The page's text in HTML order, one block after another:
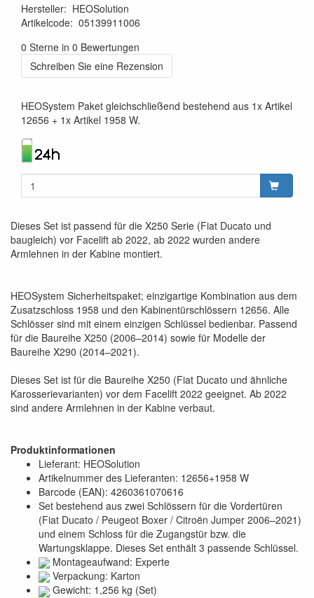
Hersteller: HEOSolution
Artikelcode: 05139911006
0 Sterne in 0 Bewertungen
Schreiben Sie eine Rezension
HEOSystem Paket gleichschließend bestehend aus 1x Artikel
12656 + 1x Artikel 1958 W.
Dieses Set ist passend für die X250 Serie (Fiat Ducato und
baugleich) vor Facelift ab 2022, ab 2022 wurden andere
Armlehnen in der Kabine montiert.
HEOSystem Sicherheitspaket; einzigartige Kombination aus dem
Zusatzschloss 1958 und den Kabinentürschlössern 12656. Alle
Schlösser sind mit einem einzigen Schlüssel bedienbar. Passend
für die Baureihe X250 (2006–2014) sowie für Modelle der
Baureihe X290 (2014–2021).
Dieses Set ist für die Baureihe X250 (Fiat Ducato und ähnliche
Karosserievarianten) vor dem Facelift 2022 geeignet. Ab 2022
sind andere Armlehnen in der Kabine verbaut.
Produktinformationen
Lieferant: HEOSolution
Artikelnummer des Lieferanten: 12656+1958 W
Barcode (EAN): 4260361070616
Set bestehend aus zwei Schlössern für die Vordertüren
(Fiat Ducato / Peugeot Boxer / Citroën Jumper 2006–2021)
und einem Schloss für die Zugangstür bzw. die
Wartungsklappe. Dieses Set enthält 3 passende Schlüssel.
Montageaufwand: Experte
Verpackung: Karton
Gewicht: 1,256 kg (Set)